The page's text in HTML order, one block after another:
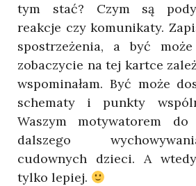
tym stać? Czym są
reakcje czy komunikaty.
spostrzeżenia, a być
zobaczycie na tej kartce
wspominałam. Być może
schematy i punkty
Waszym motywatorem
dalszego
cudownych dzieci. A
tylko lepiej.